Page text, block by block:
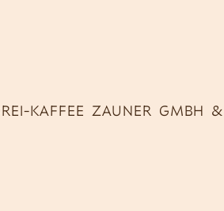
KAFFEE ZAUNER GMBH &